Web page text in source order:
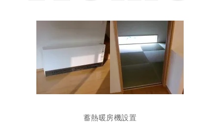
蓄熱暖房機設置